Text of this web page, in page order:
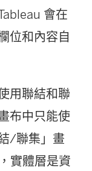
會在
位和內容自
用聯結和聯
布中只能使
/聯集」畫
實體層是資